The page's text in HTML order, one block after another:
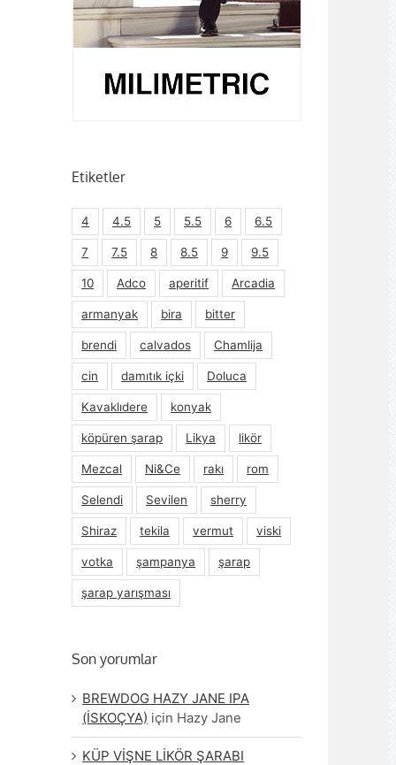
Etiketler
4 4.5 5 5.5 6 6.5
7 7.5 8 8.5 9 9.5
10 Adco aperitif Arcadia
armanyak bira bitter
brendi calvados Chamlija
cin damıtık içki Doluca
Kavaklıdere konyak
köpüren şarap Likya likör
Mezcal Ni&Ce rakı rom
Selendi Sevilen sherry
Shiraz tekila vermut viski
votka şampanya şarap
şarap yarışması
Son yorumlar
BREWDOG HAZY JANE IPA
(İSKOÇYA) için Hazy Jane
KÜP VİŞNE LİKÖR ŞARABI